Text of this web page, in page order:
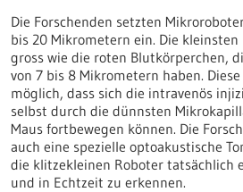
Die Forschenden setzten
bis 20 Mikrometern ein. Die
gross wie die roten Blutkörperchen,
von 7 bis 8 Mikrometern haben.
möglich, dass sich die intravenös
selbst durch die dünnsten
Maus fortbewegen können. Die
auch eine spezielle optoakustische
die klitzekleinen Roboter tatsächlich
und in Echtzeit zu erkennen.